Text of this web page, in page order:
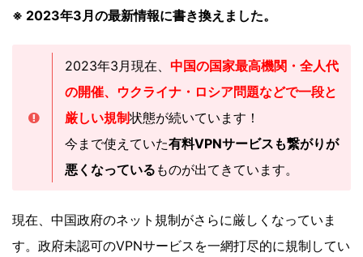
※ 2023年3月の最新情報に書き換えました。
2023年3月現在、 中国の国家最高機関・全人代
の開催、 ウクライナ・ロシア問題などで一段と
厳しい規制状態が続いています！
今まで使えていた有料VPNサービスも繋がりが
悪くなっている ものが出てきています。
現在、中国政府のネット規制がさらに厳しくなっていま
す。政府未認可のVPNサービスを一網打尽的に規制してい